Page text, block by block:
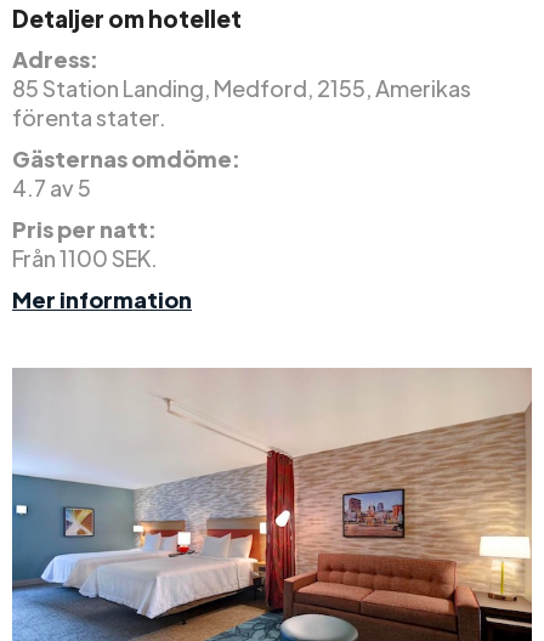
Detaljer om hotellet
Adress:
85 Station Landing, Medford, 2155, Amerikas
förenta stater.
Gästernas omdöme:
4.7 av 5
Pris per natt:
Från 1100 SEK.
Mer information